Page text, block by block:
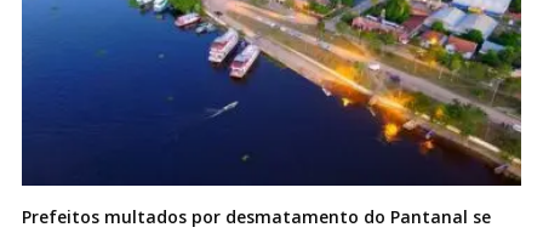
Prefeitos multados por desmatamento do Pantanal se